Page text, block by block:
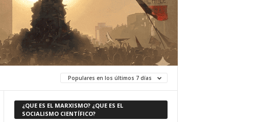
Populares en los últimos 7 días
¿QUE ES EL MARXISMO? ¿QUE ES EL
SOCIALISMO CIENTÍFICO?